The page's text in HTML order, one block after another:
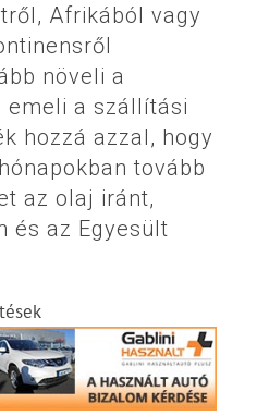
Afrikából vagy
növeli a
emeli a szállítási
hozzá azzal, hogy
tovább
az olaj iránt,
és az Egyesült